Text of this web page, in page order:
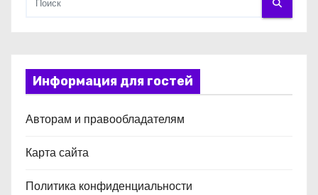
Информация для гостей
Авторам и правообладателям
Карта сайта
Политика конфиденциальности